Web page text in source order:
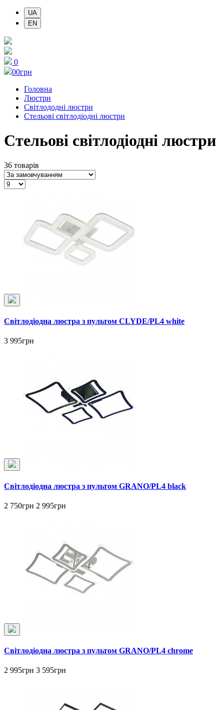
UA
EN
0
00грн
Головна
Люстри
Світлододні люстри
Стельові світлодіодні люстри
Стельові світлодіодні люстри
36 товарів
Світлодіодна люстра з пультом CLYDE/PL4 white
3 995грн
Світлодіодна люстра з пультом GRANO/PL4 black
2 750грн 2 995грн
Світлодіодна люстра з пультом GRANO/PL4 chrome
2 995грн 3 595грн